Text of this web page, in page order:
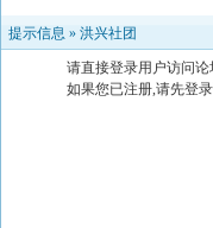
提示信息 » 洪兴社团
请直接登录用户访问论
如果您已注册,请先登